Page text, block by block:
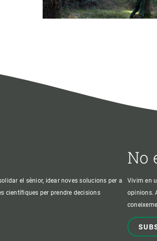
el sènior, idear noves solucions per a
científiques per prendre decisions
No
Vivim en
opinions.